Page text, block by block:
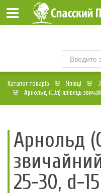
Каталог товарів Ялівці
Арнольд (С3л) ялівець
Арнольд
25-30, d-15